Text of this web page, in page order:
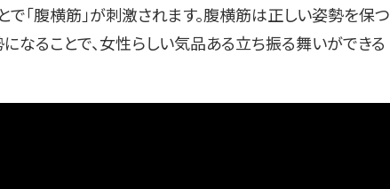
「腹横筋」が刺激されます。腹横筋は正しい姿勢を保つ
なることで、女性らしい気品ある立ち振る舞いができる